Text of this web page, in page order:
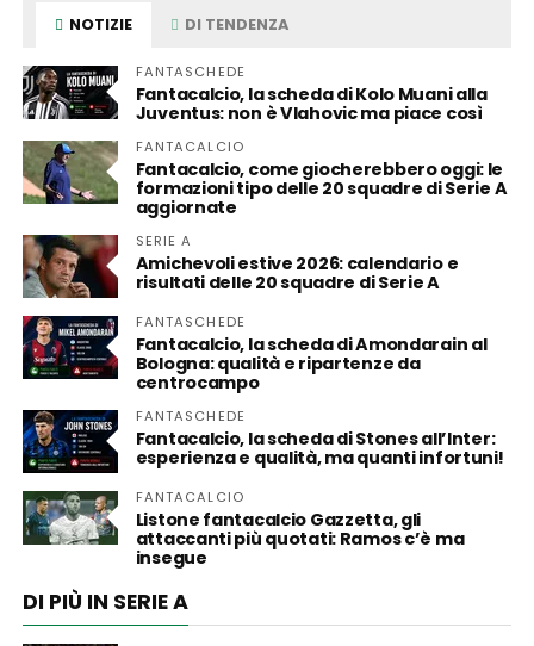
NOTIZIE DI TENDENZA
FANTASCHEDE
Fantacalcio, la scheda di Kolo Muani alla
Juventus: non è Vlahovic ma piace così
FANTACALCIO
Fantacalcio, come giocherebbero oggi: le
formazioni tipo delle 20 squadre di Serie A
aggiornate
SERIE A
Amichevoli estive 2026: calendario e
risultati delle 20 squadre di Serie A
FANTASCHEDE
Fantacalcio, la scheda di Amondarain al
Bologna: qualità e ripartenze da
centrocampo
FANTASCHEDE
Fantacalcio, la scheda di Stones all’Inter:
esperienza e qualità, ma quanti infortuni!
FANTACALCIO
Listone fantacalcio Gazzetta, gli
attaccanti più quotati: Ramos c’è ma
insegue
DI PIÙ IN SERIE A